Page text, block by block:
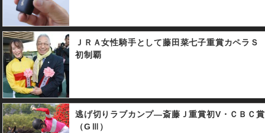
ルマン（牡３：美浦・手塚貴
久厩舎）が、直線先に抜け出
したM・デムーロ騎手騎乗の
２番人気エタリオウと最後馬
体があう接戦となったが、僅
かハナ差での勝利となった。
デビュー４戦目での菊花賞制
覇は史上最少キャリア。また
関東馬の制覇は2001年のマン
ハッタンカフェ以来17年ぶり
であった。３着は武豊騎手騎
ＪＲＡ女性騎手として藤田菜七子重賞カペラＳ
初制覇
逃げ切りラブカンプ―斎藤Ｊ重賞初V・ＣＢＣ賞
（GⅢ）